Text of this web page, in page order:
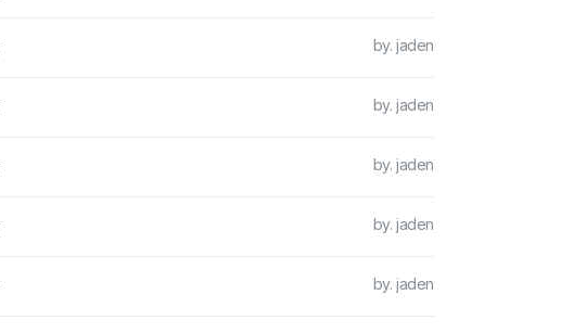
by. jaden
by. jaden
by. jaden
by. jaden
by. jaden